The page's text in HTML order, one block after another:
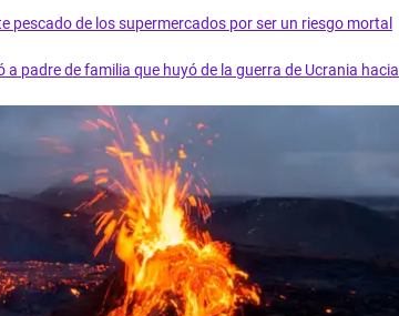
pescado de los supermercados por ser un riesgo mortal
a padre de familia que huyó de la guerra de Ucrania hacia